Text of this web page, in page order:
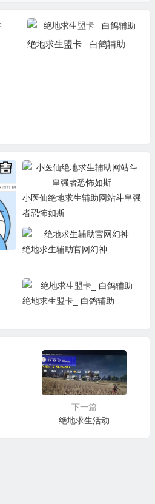
绝地求生盟卡_ 白鸽辅助
小医仙绝地求生辅助网站斗皇强
者恐怖如斯
绝地求生辅助官网幻神
绝地求生盟卡_ 白鸽辅助
下一篇
绝地求生活动